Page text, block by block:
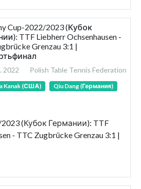
Cup-2022/2023 (Кубок
TTF Liebherr Ochsenhausen -
Grenzau 3:1 |
2022 Polish Table Tennis Federation
Kanak (США)
Qiu Dang (Германия)
(Кубок Германии): TTF
- TTC Zugbrücke Grenzau 3:1 |